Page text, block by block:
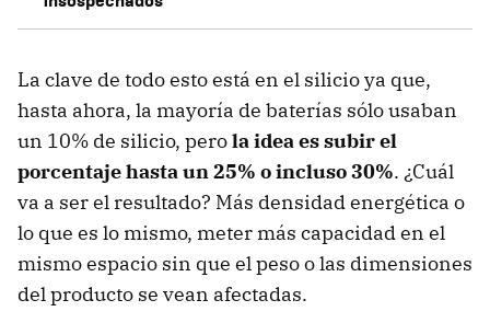
La clave de todo esto está en el silicio ya que,
hasta ahora, la mayoría de baterías sólo usaban
un 10% de silicio, perola idea es subir el
porcentaje hasta un 25% o incluso 30%. ¿Cuál
va a ser el resultado? Más densidad energética o
lo que es lo mismo, meter más capacidad en el
mismo espacio sin que el peso o las dimensiones
del producto se vean afectadas.